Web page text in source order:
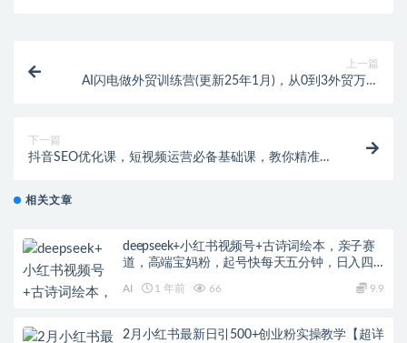
上一篇
AI闪电做外贸训练营(更新25年1月)，从0到3外贸万人
下一篇
抖音SEO优化课，短视频运营必备基础课，教你精准布
相关文章
deepseek+小红书视频号+古诗词绘本，亲子赛
道，高端宝妈粉，起号快每天五分钟，日入四
AI 1 年前 66 9.9
2月小红书最新日引500+创业粉实操教学【超详